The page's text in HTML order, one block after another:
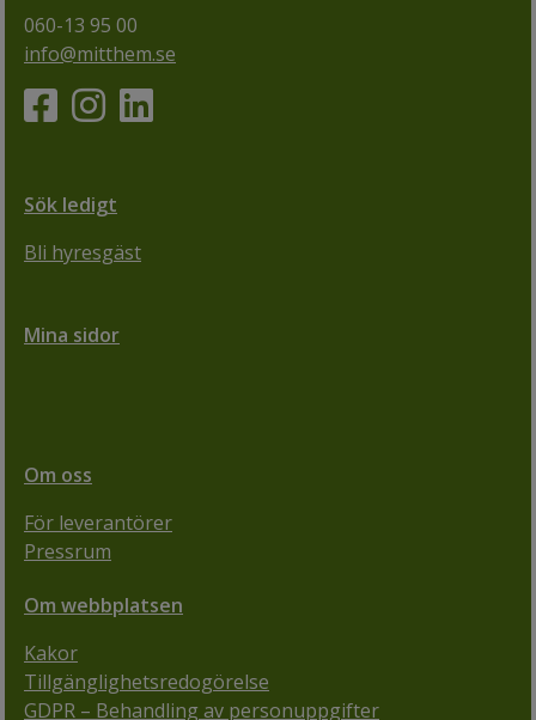
060-13 95 00
info@mitthem.se
Sök ledigt
Bli hyresgäst
Mina sidor
Om oss
För leverantörer
Pressrum
Om webbplatsen
Kakor
Tillgänglighetsredogörelse
GDPR – Behandling av personuppgifter